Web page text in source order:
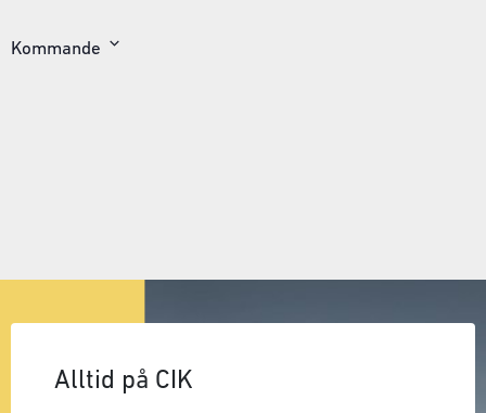
Kommande
Alltid på CIK